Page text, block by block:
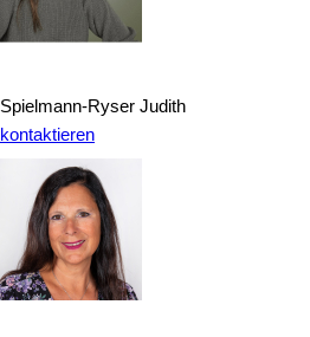
Spielmann-Ryser Judith
kontaktieren